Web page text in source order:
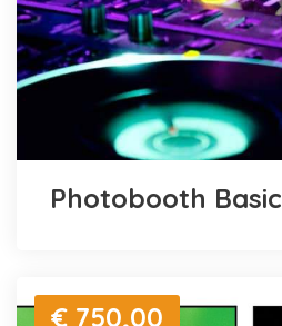
Photobooth Basic
€ 750,00